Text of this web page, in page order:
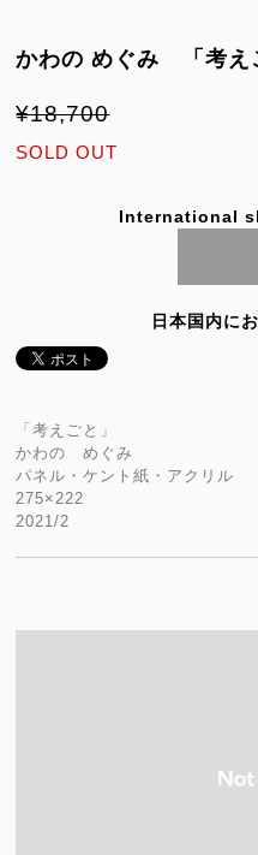
かわの めぐみ 「考え
¥18,700
SOLD OUT
International
日本国内に
「考えごと」
かわの めぐみ
パネル・ケント紙・アクリル
275×222
2021/2